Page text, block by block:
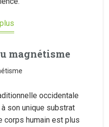
magnétisme
occidentale
son unique substrat
corps humain est plus